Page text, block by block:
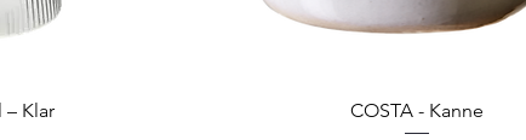
– Klar COSTA - Kanne